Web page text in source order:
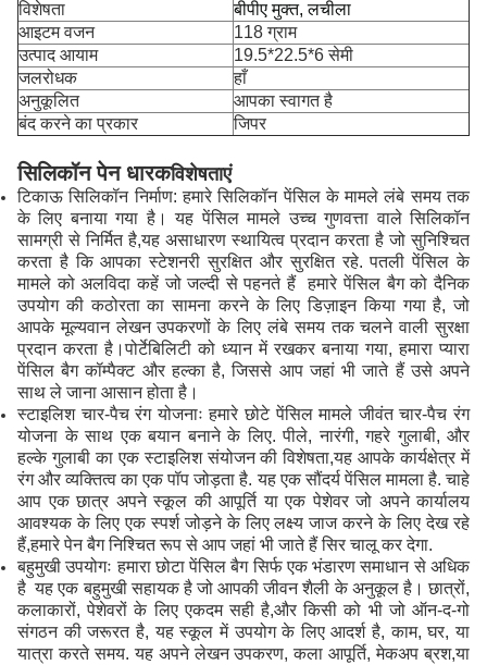
विशेषता
बीपीए मुक्त, लचीला
आइटम वजन
118 ग्राम
उत्पाद आयाम
19.5*22.5*6 सेमी
जलरोधक
हाँ
अनुकूलित
आपका स्वागत है
बंद करने का प्रकार
जिपर
सिलिकॉन पेन धारकविशेषताएं
टिकाऊ सिलिकॉन निर्माण: हमारे सिलिकॉन पेंसिल के मामले लंबे समय तक
के लिए बनाया गया है। यह पेंसिल मामले उच्च गुणवत्ता वाले सिलिकॉन
सामग्री से निर्मित है,यह असाधारण स्थायित्व प्रदान करता है जो सुनिश्चित
करता है कि आपका स्टेशनरी सुरक्षित और सुरक्षित रहे. पतली पेंसिल के
मामले को अलविदा कहें जो जल्दी से पहनते हैं ️ हमारे पेंसिल बैग को दैनिक
उपयोग की कठोरता का सामना करने के लिए डिज़ाइन किया गया है, जो
आपके मूल्यवान लेखन उपकरणों के लिए लंबे समय तक चलने वाली सुरक्षा
प्रदान करता है।पोर्टेबिलिटी को ध्यान में रखकर बनाया गया, हमारा प्यारा
पेंसिल बैग कॉम्पैक्ट और हल्का है, जिससे आप जहां भी जाते हैं उसे अपने
साथ ले जाना आसान होता है।
स्टाइलिश चार-पैच रंग योजनाः हमारे छोटे पेंसिल मामले जीवंत चार-पैच रंग
योजना के साथ एक बयान बनाने के लिए. पीले, नारंगी, गहरे गुलाबी, और
हल्के गुलाबी का एक स्टाइलिश संयोजन की विशेषता,यह आपके कार्यक्षेत्र में
रंग और व्यक्तित्व का एक पॉप जोड़ता है. यह एक सौंदर्य पेंसिल मामला है. चाहे
आप एक छात्र अपने स्कूल की आपूर्ति या एक पेशेवर जो अपने कार्यालय
आवश्यक के लिए एक स्पर्श जोड़ने के लिए लक्ष्य जाज करने के लिए देख रहे
हैं,हमारे पेन बैग निश्चित रूप से आप जहां भी जाते हैं सिर चालू कर देगा.
बहुमुखी उपयोगः हमारा छोटा पेंसिल बैग सिर्फ एक भंडारण समाधान से अधिक
है ️ यह एक बहुमुखी सहायक है जो आपकी जीवन शैली के अनुकूल है। छात्रों,
कलाकारों, पेशेवरों के लिए एकदम सही है,और किसी को भी जो ऑन-द-गो
संगठन की जरूरत है, यह स्कूल में उपयोग के लिए आदर्श है, काम, घर, या
यात्रा करते समय. यह अपने लेखन उपकरण, कला आपूर्ति, मेकअप ब्रश,या